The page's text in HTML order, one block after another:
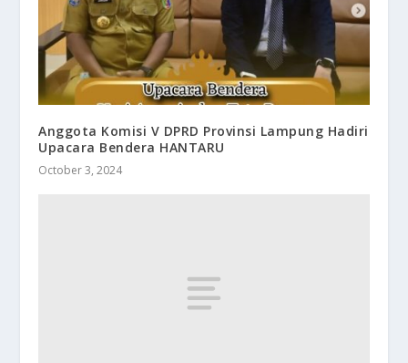
Anggota Komisi V DPRD Provinsi Lampung Hadiri
Upacara Bendera HANTARU
October 3, 2024